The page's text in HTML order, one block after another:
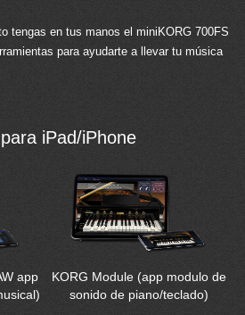
tengas en tus manos el miniKORG 700FS
para ayudarte a llevar tu música
iPad/iPhone
app
KORG Module (app modulo de
sonido de piano/teclado)